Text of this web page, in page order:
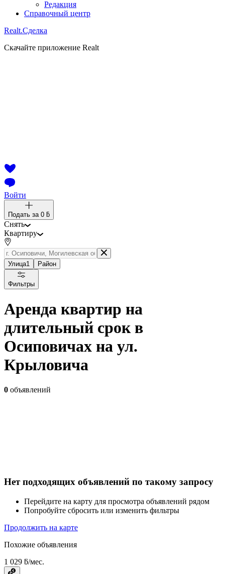
Редакция
Справочный центр
Realt.Сделка
Скачайте приложение Realt
Войти
Подать за 0 ƃ
Снять
Квартиру
Улица1 Район
Фильтры
Аренда квартир на
длительный срок в
Осиповичах на ул.
Крыловича
0 объявлений
Нет подходящих объявлений по такому запросу
Перейдите на карту для просмотра объявлений рядом
Попробуйте сбросить или изменить фильтры
Продолжить на карте
Похожие объявления
1 029 ƃ/мес.